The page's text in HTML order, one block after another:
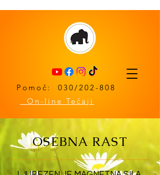
Pomoč: 030/202-808
On-line Tečaji
OSEBNA RAST